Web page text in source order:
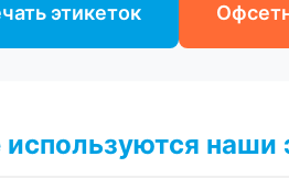
этикеток
используются наши